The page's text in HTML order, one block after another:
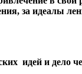
за идеалы
идей и дело